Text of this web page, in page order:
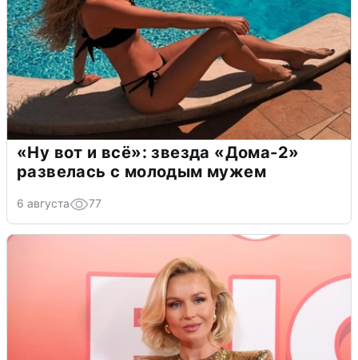
«Ну вот и всё»: звезда «Дома-2»
развелась с молодым мужем
6 августа 77